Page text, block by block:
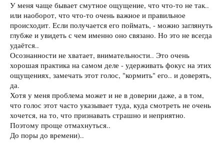
У меня чаще бывает смутное ощущение, что что-то не так..
или наоборот, что что-то очень важное и правильное
происходит. Если получается его поймать, - можно заглянуть
глубже и увидеть с чем именно оно связано. Но это не всегда
удаётся..
Осознанности не хватает, внимательности.. Это очень
хорошая практика на самом деле - удерживать фокус на этих
ощущениях, замечать этот голос, "кормить" его.. и доверять,
да.
Хотя у меня проблема может и не в доверии даже, а в том,
что голос этот часто указывает туда, куда смотреть не очень
хочется, на то, что признавать страшно и неприятно.
Поэтому проще отмахнуться..
До поры до времени)..